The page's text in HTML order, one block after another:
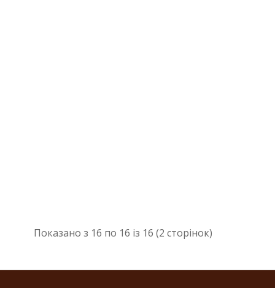
Показано з 16 по 16 із 16 (2 сторінок)